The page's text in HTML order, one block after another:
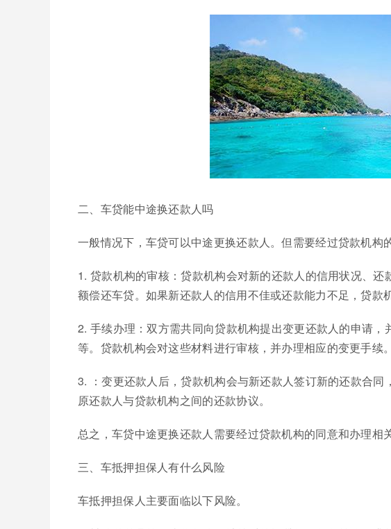
二、车贷能中途换还款人吗
一般情况下，车贷可以中途更换还款人。但需要经过贷款机构
1. 贷款机构的审核：贷款机构会对新的还款人的信用状况、
额偿还车贷。如果新还款人的信用不佳或还款能力不足，贷款
2. 手续办理：双方需共同向贷款机构提出变更还款人的申请，
等。贷款机构会对这些材料进行审核，并办理相应的变更手续。
3. ：变更还款人后，贷款机构会与新还款人签订新的还款合
原还款人与贷款机构之间的还款协议。
总之，车贷中途更换还款人需要经过贷款机构的同意和办理相
三、车抵押担保人有什么风险
车抵押担保人主要面临以下风险。